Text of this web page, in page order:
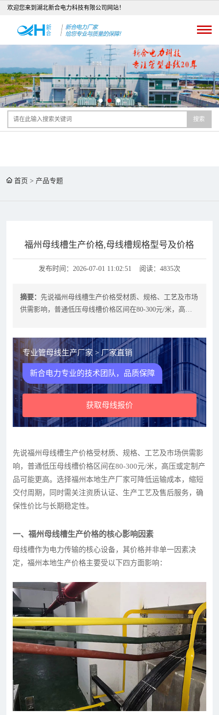
欢迎您来到湖北新合电力科技有限公司网站！
搜索
首页 > 产品专题
福州母线槽生产价格,母线槽规格型号及价格
发布时间：2026-07-01 11:02:51 阅读：4835次
摘要：先说福州母线槽生产价格受材质、规格、工艺及市场
供需影响，普通低压母线槽价格区间在80-300元/米，高压
专业管母线生产厂家 > 厂家直销
新合电力专业的技术团队，品质保障
获取母线报价
先说福州母线槽生产价格受材质、规格、工艺及市场供需影
响，普通低压母线槽价格区间在80-300元/米，高压或定制产
品可能更高。选择福州本地生产厂家可降低运输成本，缩短
交付周期，同时需关注资质认证、生产工艺及售后服务，确
保性价比与长期稳定性。
一、福州母线槽生产价格的核心影响因素
母线槽作为电力传输的核心设备，其价格并非单一因素决
定，福州本地生产价格主要受以下四方面影响：